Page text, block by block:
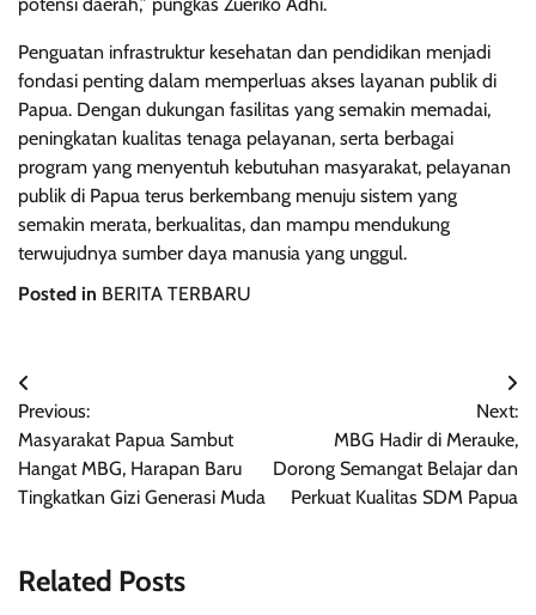
potensi daerah,” pungkas Zueriko Adhi.
Penguatan infrastruktur kesehatan dan pendidikan menjadi
fondasi penting dalam memperluas akses layanan publik di
Papua. Dengan dukungan fasilitas yang semakin memadai,
peningkatan kualitas tenaga pelayanan, serta berbagai
program yang menyentuh kebutuhan masyarakat, pelayanan
publik di Papua terus berkembang menuju sistem yang
semakin merata, berkualitas, dan mampu mendukung
terwujudnya sumber daya manusia yang unggul.
Posted in BERITA TERBARU
Post
navigation
Previous:
Masyarakat Papua Sambut
Hangat MBG, Harapan Baru
Tingkatkan Gizi Generasi Muda
Next:
MBG Hadir di Merauke,
Dorong Semangat Belajar dan
Perkuat Kualitas SDM Papua
Related Posts